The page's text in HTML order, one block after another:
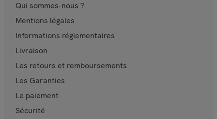
Qui sommes-nous ?
Mentions légales
Informations réglementaires
Livraison
Les retours et remboursements
Les Garanties
Le paiement
Sécurité